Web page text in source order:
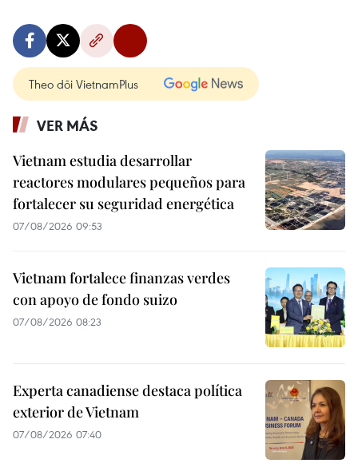
Theo dõi VietnamPlus
VER MÁS
Vietnam estudia desarrollar
reactores modulares pequeños para
fortalecer su seguridad energética
07/08/2026 09:53
Vietnam fortalece finanzas verdes
con apoyo de fondo suizo
07/08/2026 08:23
Experta canadiense destaca política
exterior de Vietnam
07/08/2026 07:40